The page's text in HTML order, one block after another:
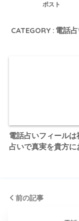
ポスト
CATEGORY : 電話
電話占いフィール
占いで真実を貴方に
前の記事